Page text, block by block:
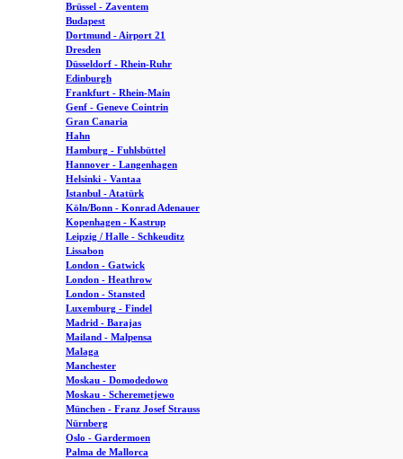
Brüssel - Zaventem
Budapest
Dortmund - Airport 21
Dresden
Düsseldorf - Rhein-Ruhr
Edinburgh
Frankfurt - Rhein-Main
Genf - Geneve Cointrin
Gran Canaria
Hahn
Hamburg - Fuhlsbüttel
Hannover - Langenhagen
Helsinki - Vantaa
Istanbul - Atatürk
Köln/Bonn - Konrad Adenauer
Kopenhagen - Kastrup
Leipzig / Halle - Schkeuditz
Lissabon
London - Gatwick
London - Heathrow
London - Stansted
Luxemburg - Findel
Madrid - Barajas
Mailand - Malpensa
Malaga
Manchester
Moskau - Domodedowo
Moskau - Scheremetjewo
München - Franz Josef Strauss
Nürnberg
Oslo - Gardermoen
Palma de Mallorca